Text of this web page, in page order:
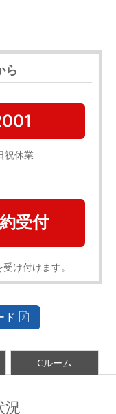
ら
祝休業
受付
け付けます。
ド
Cルーム
況